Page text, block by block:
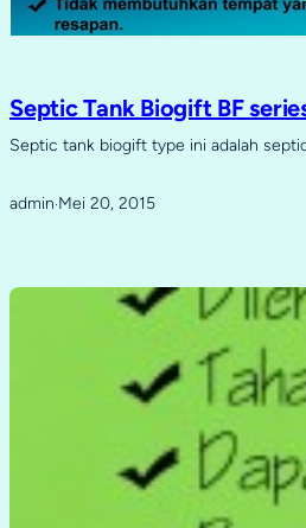
Septic Tank Biogift BF
Septic tank biogift type ini adalah
admin·Mei 20, 2015